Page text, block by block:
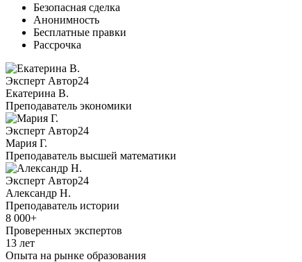
Безопасная сделка
Анонимность
Бесплатные правки
Рассрочка
Эксперт Автор24
Екатерина B.
Преподаватель экономики
Эксперт Автор24
Мария Г.
Преподаватель высшей математики
Эксперт Автор24
Александр Н.
Преподаватель истории
8 000+
Проверенных экспертов
13 лет
Опыта на рынке образования